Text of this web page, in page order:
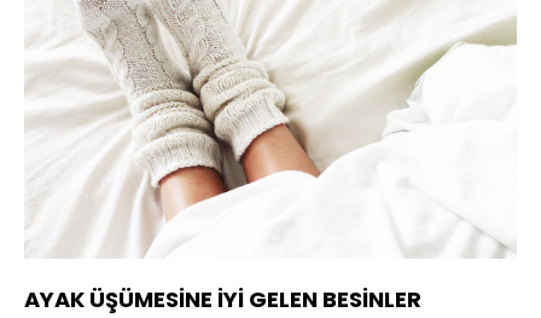
AYAK ÜŞÜMESİNE İYİ GELEN BESİNLER